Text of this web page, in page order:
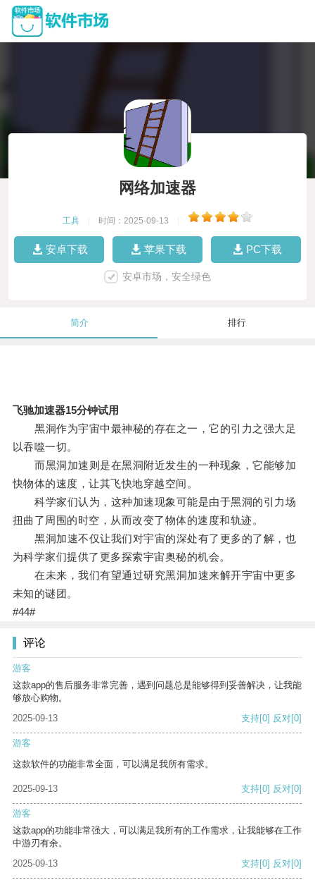
网络加速器
工具 时间：2025-09-13
安卓下载 苹果下载 PC下载
安卓市场，安全绿色
简介 排行
飞驰加速器15分钟试用
黑洞作为宇宙中最神秘的存在之一，它的引力之强大足
以吞噬一切。
而黑洞加速则是在黑洞附近发生的一种现象，它能够加
快物体的速度，让其飞快地穿越空间。
科学家们认为，这种加速现象可能是由于黑洞的引力场
扭曲了周围的时空，从而改变了物体的速度和轨迹。
黑洞加速不仅让我们对宇宙的深处有了更多的了解，也
为科学家们提供了更多探索宇宙奥秘的机会。
在未来，我们有望通过研究黑洞加速来解开宇宙中更多
未知的谜团。
#44#
评论
游客
这款app的售后服务非常完善，遇到问题总是能够得到妥善解决，让我能
够放心购物。
2025-09-13
支持[0] 反对[0]
游客
这款软件的功能非常全面，可以满足我所有需求。
2025-09-13 支持[0] 反对[0]
游客
这款app的功能非常强大，可以满足我所有的工作需求，让我能够在工作
中游刃有余。
2025-09-13
支持[0] 反对[0]